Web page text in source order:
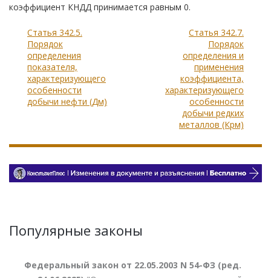
коэффициент КНДД принимается равным 0.
Статья 342.5.
Порядок
определения
показателя,
характеризующего
особенности
добычи нефти (Дм)
Статья 342.7.
Порядок
определения и
применения
коэффициента,
характеризующего
особенности
добычи редких
металлов (Крм)
Популярные законы
Федеральный закон от 22.05.2003 N 54-ФЗ (ред.